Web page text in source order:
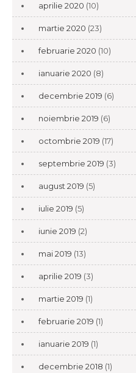
aprilie 2020 (10)
martie 2020 (23)
februarie 2020 (10)
ianuarie 2020 (8)
decembrie 2019 (6)
noiembrie 2019 (6)
octombrie 2019 (17)
septembrie 2019 (3)
august 2019 (5)
iulie 2019 (5)
iunie 2019 (2)
mai 2019 (13)
aprilie 2019 (3)
martie 2019 (1)
februarie 2019 (1)
ianuarie 2019 (1)
decembrie 2018 (1)